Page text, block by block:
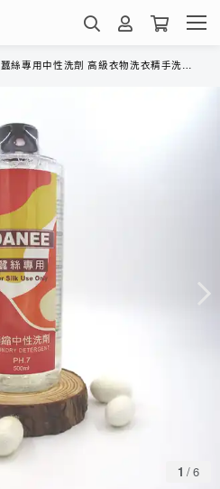
蠶絲專用中性洗劑 高級衣物洗衣精手洗精 (500ml)
1 /6